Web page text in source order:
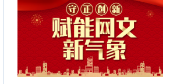
和两万余名签约作者在这个平台上
日更不辍，为广大网络文学爱好者
献上了一部又一部可以堪称经典的
网络文学著作。其中得以出版作品
的作者达到3000人，每天有近1万
新用户注册、750部新作品诞生，
两本新书被成功代理出版，上百部
作品签约影视，过万部作品引入手
机分销渠道，其口碑卓著的良心服